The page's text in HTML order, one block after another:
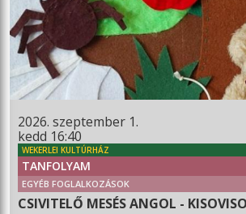
2026. szeptember 1.
kedd 16:40
WEKERLEI KULTÚRHÁZ
TANFOLYAM
EGYÉB FOGLALKOZÁSOK
CSIVITELŐ MESÉS ANGOL -